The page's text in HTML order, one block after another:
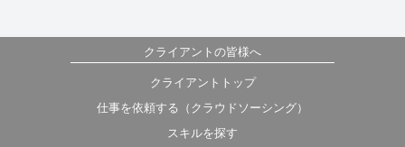
クライアントの皆様へ
クライアントトップ
仕事を依頼する（クラウドソーシング）
スキルを探す